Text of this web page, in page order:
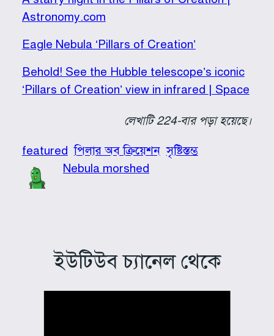
Astronomy.com
Eagle Nebula ‘Pillars of Creation’
Behold! See the Hubble telescope’s iconic
‘Pillars of Creation’ view in infrared | Space
লেখাটি 224-বার পড়া হয়েছে।
featured পিলার অব ক্রিয়েশন সৃষ্টিস্তম্ভ
Nebula morshed
ইউটিউব চ্যানেল থেকে